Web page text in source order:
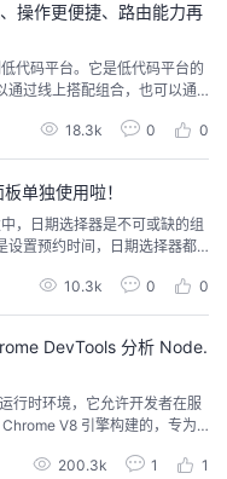
操作更便捷、路由能力再
代码平台。它是低代码平台的
通过线上搭配组合，也可以通
、模型驱动、移动端、大屏
版本！继 2.2 版本通过嵌套
18.3k 0 0
单独使用啦！
，日期选择器是不可或缺的组
设置预约时间，日期选择器都
用户体验。DatePicker 组件全
在复杂页面中嵌入日期选择
10.3k 0 0
DevTools 分析 Node.
行时环境，它允许开发者在服
V8 引擎构建的，专为
家介绍 Node.js 技术原理：从
200.3k 1 1